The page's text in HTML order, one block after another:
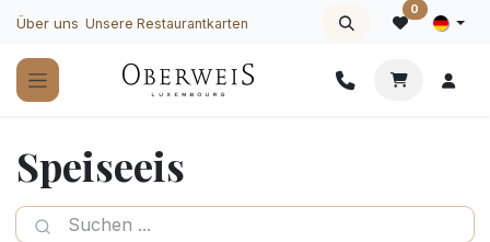
Zum Inhalt springen
Über uns Unsere Restaurantkarten
0
Speiseeis